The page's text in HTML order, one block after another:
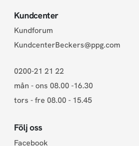
Kundcenter
Kundforum
KundcenterBeckers@ppg.com
0200-21 21 22
mån - ons 08.00 -16.30
tors - fre 08.00 - 15.45
Följ oss
Facebook